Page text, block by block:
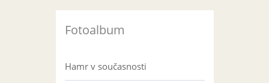
Fotoalbum
Hamr v současnosti